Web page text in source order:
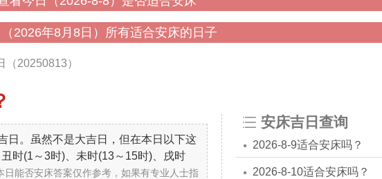
2026年8月8日）所有适合安床的日子
（20250813）
日。虽然不是大吉日，但在本日以下这
时(1～3时)、未时(13～15时)、戌时
日能否安床答案仅作参考，如果有专业人士指
安床吉日查询
2026-8-9适合安床吗？
2026-8-10适合安床吗？